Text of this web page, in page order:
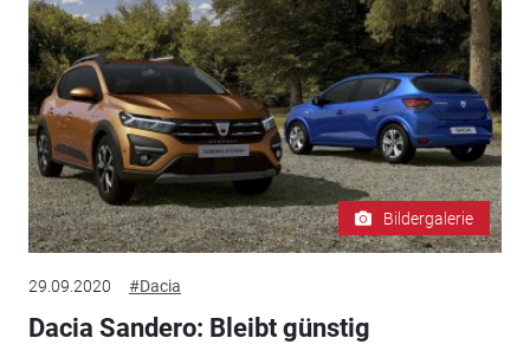
Bildergalerie
29.09.2020 #Dacia
Dacia Sandero: Bleibt günstig